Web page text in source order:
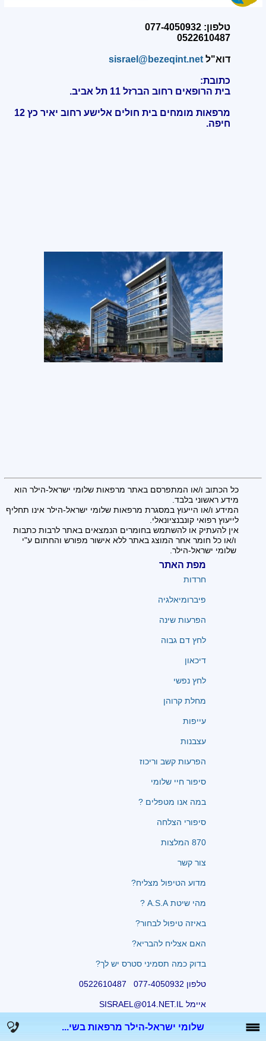
שלומי ישראל-הילר מרפאות בשי...
טלפון: 077-4050932
0522610487
דוא"לsisrael@bezeqint.net
כתובת:
בית הרופאים רחוב הברזל 11 תל אביב.
מרפאות מומחים בית חולים אלישע רחוב יאיר כץ 12
חיפה.
כל הכתוב ו/או המתפרסם באתר מרפאות שלומי ישראל-הילר הוא
מידע ראשוני בלבד.
המידע ו/או הייעוץ במסגרת מרפאות שלומי ישראל-הילר אינו תחליף
לייעוץ רפואי קונבנציונאלי.
אין להעתיק או להשתמש בחומרים הנמצאים באתר לרבות כתבות
ו/או כל חומר אחר המוצג באתר ללא אישור מפורש והחתום ע"י
שלומי ישראל-הילר.
מפת האתר
חרדות
פיברומיאלגיה
הפרעות שינה
לחץ דם גבוה
דיכאון
לחץ נפשי
מחלת קרוהן
עייפות
עצבנות
הפרעות קשב וריכוז
סיפור חיי שלומי
במה אנו מטפלים ?
סיפורי הצלחה
870 המלצות
צור קשר
מדוע הטיפול מצליח?
מהי שיטת A.S.A ?
באיזה טיפול לבחור?
האם אצליח להבריא?
בדוק כמה תסמיני סטרס יש לך?
טלפון 077-4050932 0522610487
איימל SISRAEL@014.NET.IL